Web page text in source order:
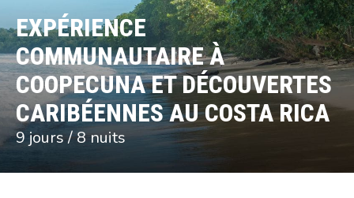
EXPÉRIENCE
COMMUNAUTAIRE À
COOPECUNA ET DÉCOUVERTES
CARIBÉENNES AU COSTA RICA
9 jours / 8 nuits